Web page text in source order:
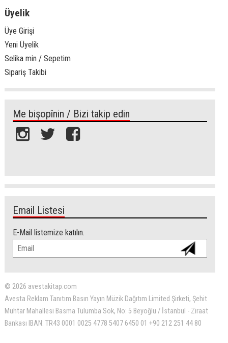
Üyelik
Üye Girişi
Yeni Üyelik
Selika min / Sepetim
Sipariş Takibi
Me bişopînin / Bizi takip edin
Email Listesi
E-Mail listemize katılın.
© 2026 avestakitap.com
Avesta Reklam Tanıtım Basın Yayın Müzik Dağıtım Limited Şirketi, Şehit
Muhtar Mahallesi Basma Tulumba Sok, No: 5 Beyoğlu / İstanbul - Ziraat
Bankası IBAN: TR43 0001 0025 4778 5407 6450 01 +90 212 251 44 80